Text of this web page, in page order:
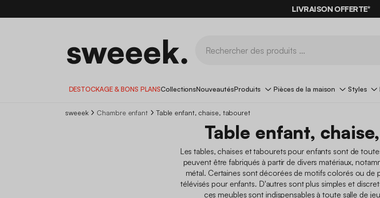
BONS PLANS* AVEC LE
DESTOCKAGE & BONS PLANSCollectionsNouveautésProduits Pièces de la maison Styles
sweeek Chambre enfant Table enfant, chaise, tabouret
Table enfant,
Les tables, chaises et tabourets pour enfants sont de
peuvent être fabriqués à partir de divers matériaux,
métal. Certaines sont décorées de motifs colorés ou de
télévisés pour enfants. D'autres sont plus simples et
ces meubles sont indispensables à toute salle de